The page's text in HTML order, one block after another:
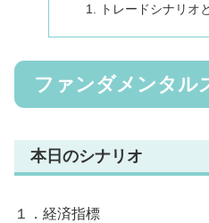
トレードシナリオ
ファンダメンタル
本日のシナリオ
１．経済指標